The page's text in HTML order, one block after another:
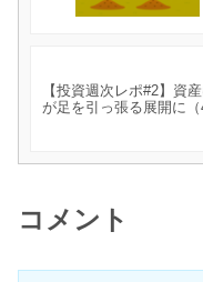
【投資週次レポ#2】資
が足を引っ張る展開に（
コメント